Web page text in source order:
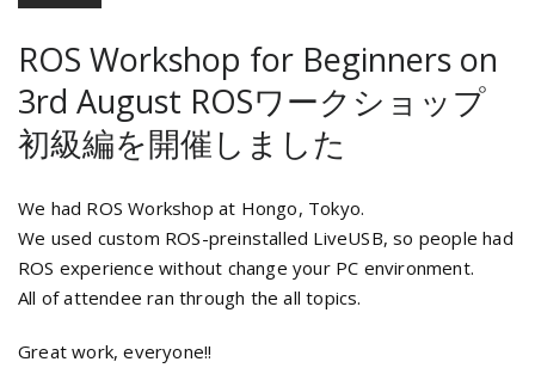
ROS Workshop for Beginners on
3rd August ROSワークショップ
初級編を開催しました
We had ROS Workshop at Hongo, Tokyo.
We used custom ROS-preinstalled LiveUSB, so people had
ROS experience without change your PC environment.
All of attendee ran through the all topics.
Great work, everyone!!